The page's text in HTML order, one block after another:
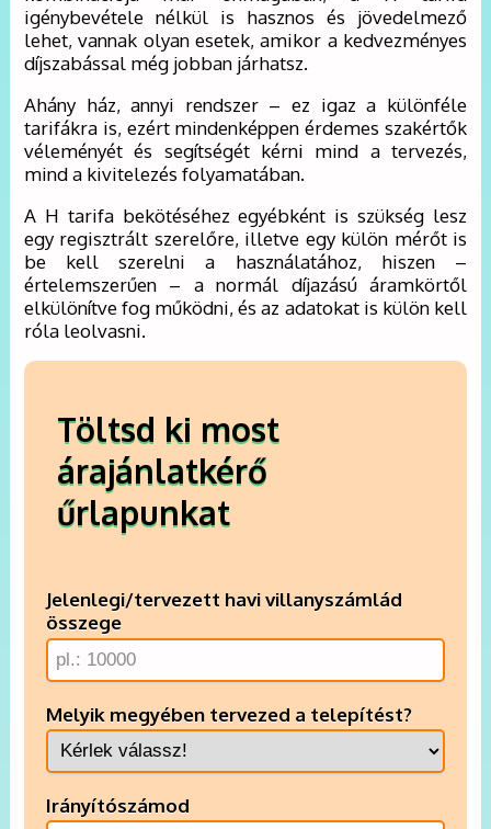
igénybevétele nélkül is hasznos és jövedelmező
lehet, vannak olyan esetek, amikor a kedvezményes
díjszabással még jobban járhatsz.
Ahány ház, annyi rendszer – ez igaz a különféle
tarifákra is, ezért mindenképpen érdemes szakértők
véleményét és segítségét kérni mind a tervezés,
mind a kivitelezés folyamatában.
A H tarifa bekötéséhez egyébként is szükség lesz
egy regisztrált szerelőre, illetve egy külön mérőt is
be kell szerelni a használatához, hiszen –
értelemszerűen – a normál díjazású áramkörtől
elkülönítve fog működni, és az adatokat is külön kell
róla leolvasni.
Töltsd ki most
árajánlatkérő
űrlapunkat
Jelenlegi/tervezett havi villanyszámlád
összege
Melyik megyében tervezed a telepítést?
Irányítószámod